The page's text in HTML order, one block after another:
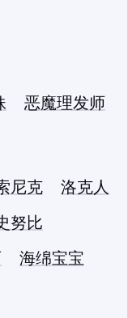
恶魔理发师
尼克
洛克人
努比
海绵宝宝